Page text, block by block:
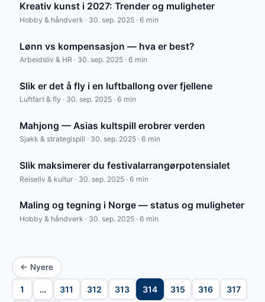
Kreativ kunst i 2027: Trender og muligheter
Hobby & håndverk · 30. sep. 2025 · 6 min
Lønn vs kompensasjon — hva er best?
Arbeidsliv & HR · 30. sep. 2025 · 6 min
Slik er det å fly i en luftballong over fjellene
Luftfart & fly · 30. sep. 2025 · 6 min
Mahjong — Asias kultspill erobrer verden
Sjakk & strategispill · 30. sep. 2025 · 6 min
Slik maksimerer du festivalarrangørpotensialet
Reiseliv & kultur · 30. sep. 2025 · 6 min
Maling og tegning i Norge — status og muligheter
Hobby & håndverk · 30. sep. 2025 · 6 min
← Nyere
1 … 311 312 313 314 315 316 317